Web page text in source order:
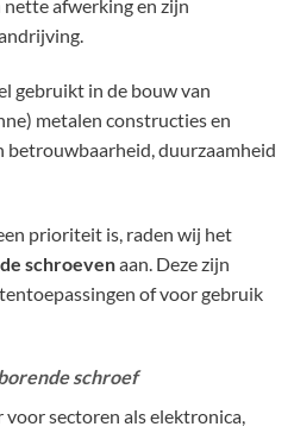
afwerking en zijn
gebruikt in de bouw van
metalen constructies en
betrouwbaarheid, duurzaamheid
prioriteit is, raden wij het
schroevenaan. Deze zijn
of voor gebruik
schroef
voor sectoren als elektronica,